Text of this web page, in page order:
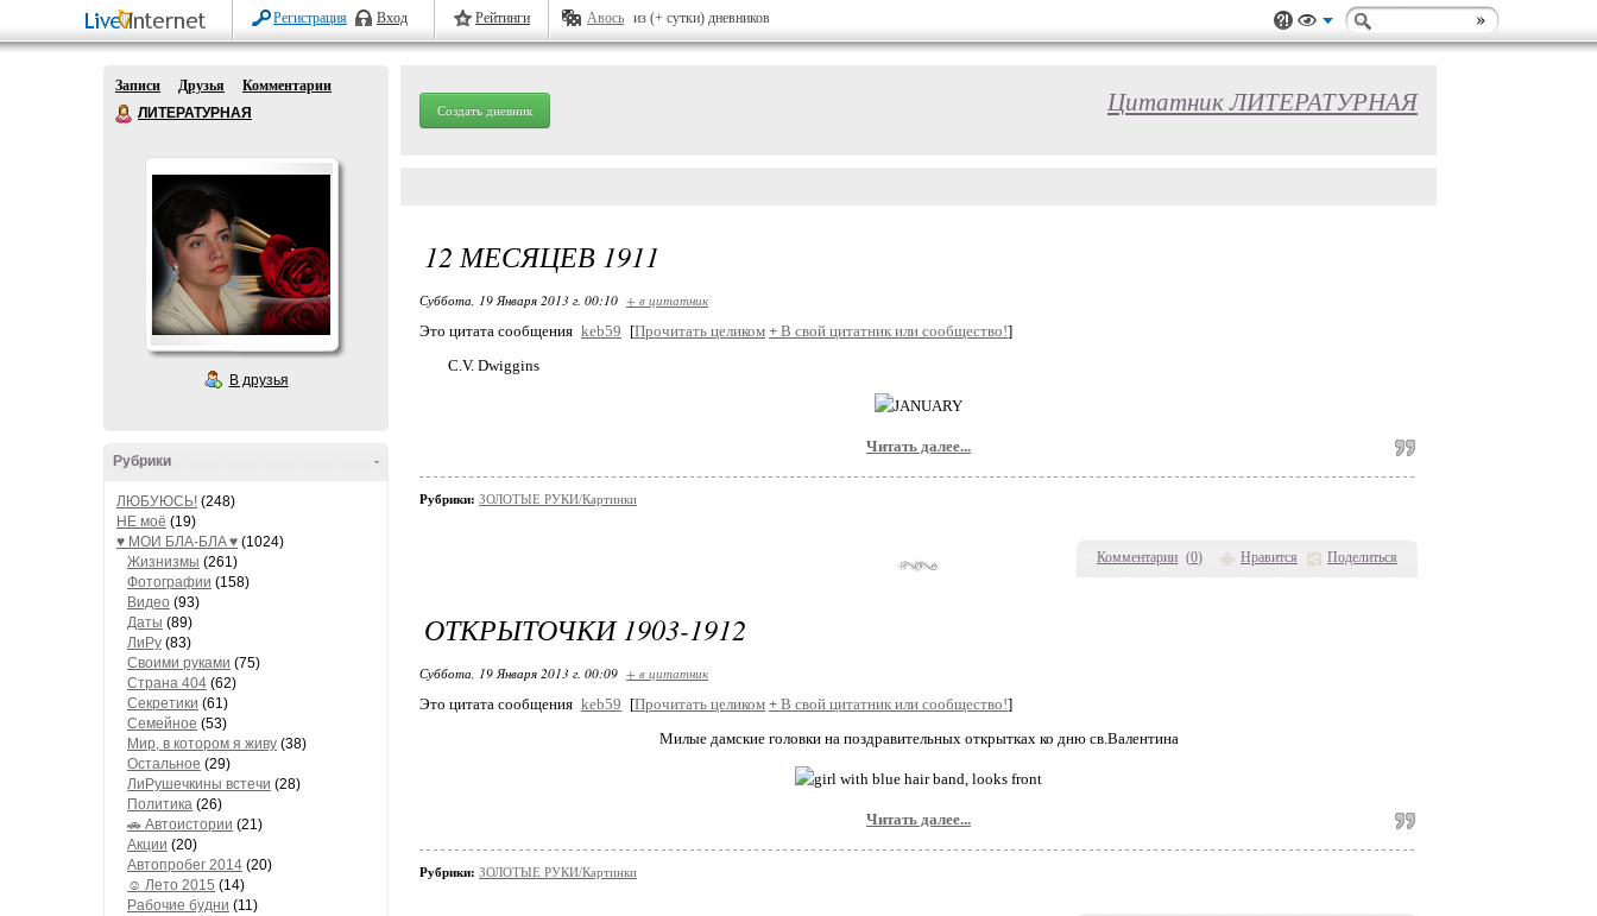
Регистрация Вход Рейтинги Авось из (+ сутки) дневников
Записи Друзья
Комментарии
ЛИТЕРАТУРНАЯ
В друзья
-
Рубрики
ЛЮБУЮСЬ! (248)
НЕ моё (19)
♥ МОИ БЛA-БЛA ♥ (1024)
Жизнизмы (261)
Фотографии (158)
Видео (93)
Даты (89)
ЛиРу (83)
Своими руками (75)
Страна 404 (62)
Секретики (61)
Семейное (53)
Мир, в котором я живу (38)
Остальное (29)
ЛиРушечкины встечи (28)
Политика (26)
🚗 Автоистории (21)
Акции (20)
Автопробег 2014 (20)
☺ Лето 2015 (14)
Рабочие будни (11)
Создать дневник Цитатник ЛИТЕРАТУРНАЯ
Комментарии (0) Нравится Поделиться
12 МЕСЯЦЕВ 1911
Суббота, 19 Января 2013 г. 00:10 + в цитатник
Это цитата сообщения keb59 [Прочитать целиком + В свой цитатник или сообщество!]
C.V. Dwiggins
Читать далее...
Рубрики: ЗОЛОТЫЕ РУКИ/Кaртинки
ОТКРЫТОЧКИ 1903-1912
Суббота, 19 Января 2013 г. 00:09 + в цитатник
Это цитата сообщения keb59 [Прочитать целиком + В свой цитатник или сообщество!]
Милые дамские головки на поздравительных открытках ко дню св.Валентина
Читать далее...
Рубрики: ЗОЛОТЫЕ РУКИ/Кaртинки